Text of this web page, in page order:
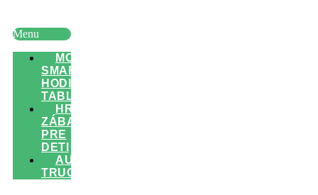
Menu
MOBILY
SMART
HODINKY
TABLETY
HRAČKY
ZÁBAVA
PRE
DETI
AUTO
TRUCK